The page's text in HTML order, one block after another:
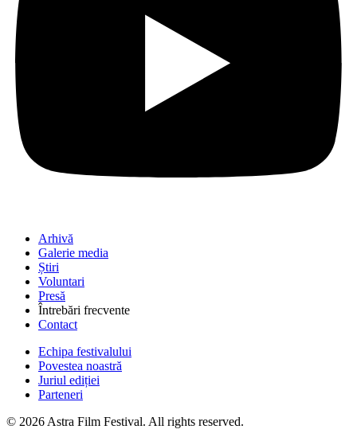
Arhivă
Galerie media
Știri
Voluntari
Presă
Întrebări frecvente
Contact
Echipa festivalului
Povestea noastră
Juriul ediției
Parteneri
© 2026 Astra Film Festival. All rights reserved.